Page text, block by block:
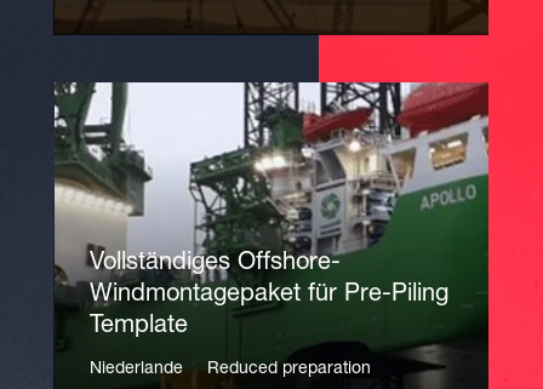
Vollständiges Offshore-
Windmontagepaket für Pre-Piling
Template
Niederlande
Reduced preparation